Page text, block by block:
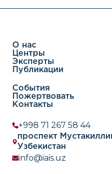
О нас
Центры
Эксперты
Публикации
События
Пожертвовать
Контакты
+998 71 267 58 44
проспект
Узбекистан
info@iais.uz